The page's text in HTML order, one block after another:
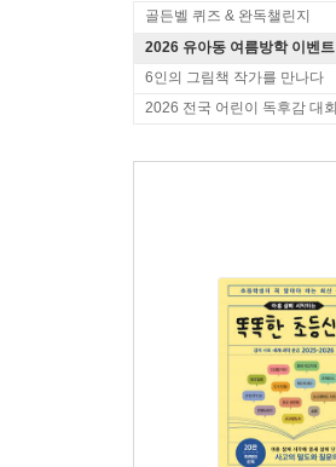
골든벨 퀴즈 & 완독챌린지
2026 유아동 여름방학 이벤트
6인의 그림책 작가를 만나다
2026 전국 어린이 독후감 대회